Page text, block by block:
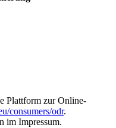
Plattform zur Online-
consumers/odr.
im Impressum.